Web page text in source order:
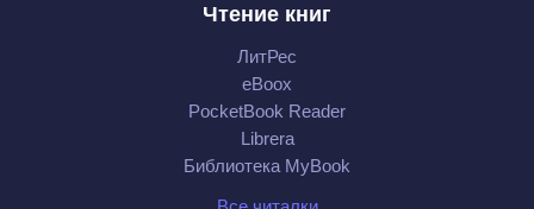
Чтение книг
ЛитРес
eBoox
PocketBook Reader
Librera
Библиотека MyBook